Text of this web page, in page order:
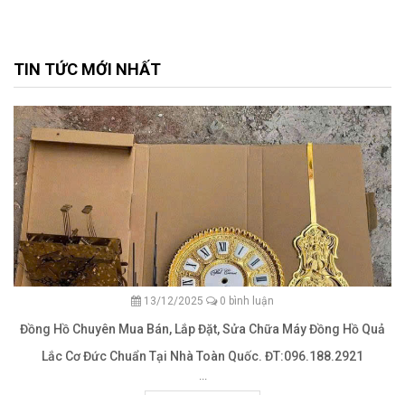
TIN TỨC MỚI NHẤT
13/12/2025 0 bình luận
Đồng Hồ Chuyên Mua Bán, Lắp Đặt, Sửa Chữa Máy Đồng Hồ Quả
Lắc Cơ Đức Chuẩn Tại Nhà Toàn Quốc. ĐT:096.188.2921